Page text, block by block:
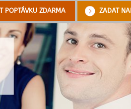
POPTÁVKU ZDARMA ZADAT